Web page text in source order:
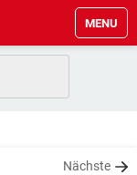
MENU
Nächste